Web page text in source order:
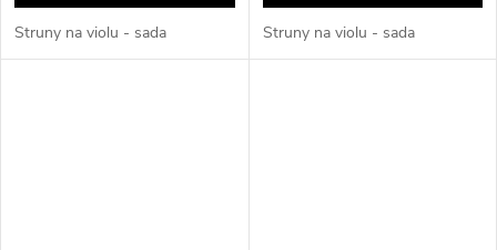
Struny na violu - sada Struny na violu - sada